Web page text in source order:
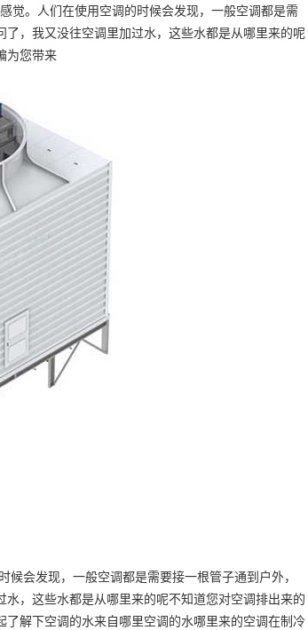
。人们在使用空调的时候会发现，一般空调都是需
，我又没往空调里加过水，这些水都是从哪里来的呢
为您带来
会发现，一般空调都是需要接一根管子通到户外，
，这些水都是从哪里来的呢不知道您对空调排出来的
解下空调的水来自哪里空调的水哪里来的空调在制冷